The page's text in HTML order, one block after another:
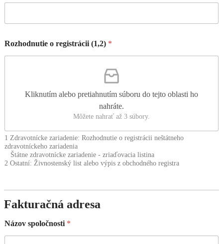
Rozhodnutie o registrácii (1,2) *
Kliknutím alebo pretiahnutím súboru do tejto oblasti ho
nahráte.
Môžete nahrať až 3 súbory.
1 Zdravotnícke zariadenie: Rozhodnutie o registrácii neštátneho
zdravotníckeho zariadenia
Štátne zdravotnícke zariadenie - zriaďovacia listina
2 Ostatní: Živnostenský list alebo výpis z obchodného registra
Fakturačná adresa
Názov spoločnosti *